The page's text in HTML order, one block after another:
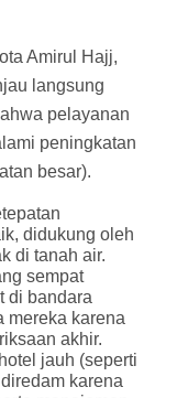
Amirul Hajj,
langsung
pelayanan
peningkatan
besar).
didukung oleh
di tanah air.
sempat
di bandara
mereka karena
akhir.
jauh (seperti
karena